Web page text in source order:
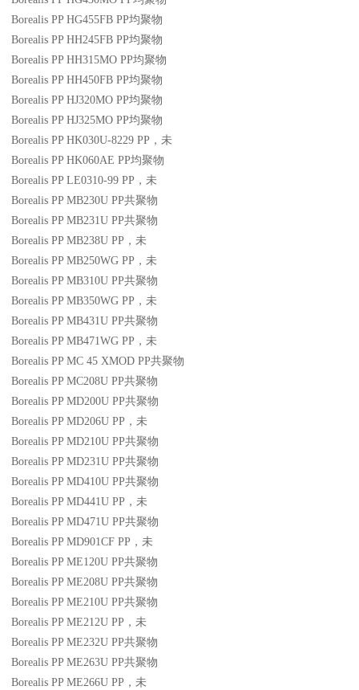
Borealis PP HG455FB PP均聚物
Borealis PP HH245FB PP均聚物
Borealis PP HH315MO PP均聚物
Borealis PP HH450FB PP均聚物
Borealis PP HJ320MO PP均聚物
Borealis PP HJ325MO PP均聚物
Borealis PP HK030U-8229 PP ，未
Borealis PP HK060AE PP均聚物
Borealis PP LE0310-99 PP ，未
Borealis PP MB230U PP共聚物
Borealis PP MB231U PP共聚物
Borealis PP MB238U PP ，未
Borealis PP MB250WG PP ，未
Borealis PP MB310U PP共聚物
Borealis PP MB350WG PP ，未
Borealis PP MB431U PP共聚物
Borealis PP MB471WG PP ，未
Borealis PP MC 45 XMOD PP共聚物
Borealis PP MC208U PP共聚物
Borealis PP MD200U PP共聚物
Borealis PP MD206U PP ，未
Borealis PP MD210U PP共聚物
Borealis PP MD231U PP共聚物
Borealis PP MD410U PP共聚物
Borealis PP MD441U PP ，未
Borealis PP MD471U PP共聚物
Borealis PP MD901CF PP ，未
Borealis PP ME120U PP共聚物
Borealis PP ME208U PP共聚物
Borealis PP ME210U PP共聚物
Borealis PP ME212U PP ，未
Borealis PP ME232U PP共聚物
Borealis PP ME263U PP共聚物
Borealis PP ME266U PP ，未